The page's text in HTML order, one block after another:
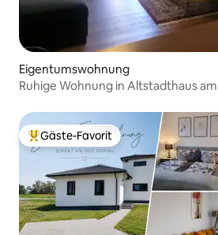
Eigentumswohnung
Ruhige Wohnung in Altstadthaus
Beliebter Gäste-Favorit.
Gäste-Favorit